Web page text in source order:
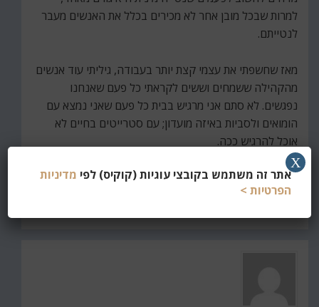
למרות שבכל מובן אחר לא מכירים בכלל את האנשים מעבר
לנטייתם.
מאז שחשפתי את עצמי קצת יותר בעבודה, גיליתי עוד אנשים
מהקהילה ששמחים וששים לקראתי כל פעם שאנחנו
נפגשים. לא סתם אני מרגיש בבית כל פעם שאני נמצא עם
הומואים ולסביות באיזה מועדון; עם סטרייטים בחיים לא
אוכל להרגיש ככה.
כבר אין לי סבלנות שיגיע סוף השבוע הבא.
אתר זה משתמש בקובצי עוגיות (קוקיס) לפי מדיניות
הפרטיות >
X